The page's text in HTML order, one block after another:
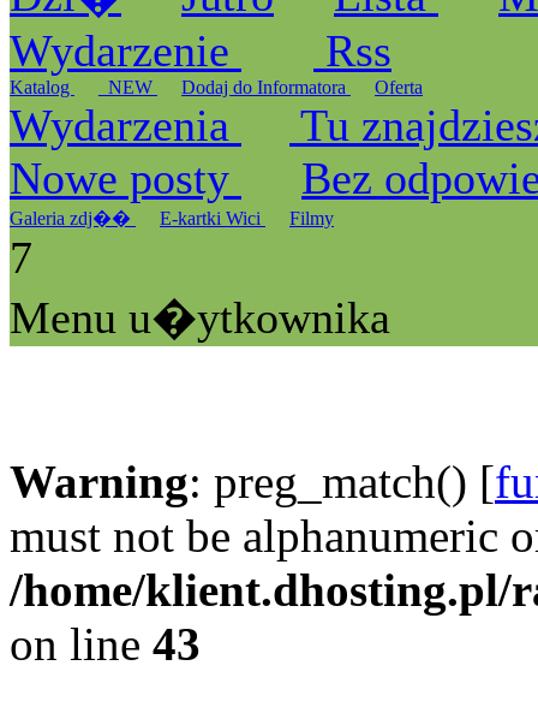
Wydarzenie
Rss
Katalog _NEW Dodaj do Informatora Oferta
Wydarzenia
Tu
Nowe posty
Bez
Galeria zdj�� E-kartki Wici Filmy
7
Menu u�ytkownika
Warning: preg_match() [
must not be alphanumeric
/home/klient.dhosting.pl/
on line 43